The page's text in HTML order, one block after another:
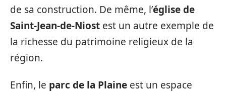
de sa construction. De même, l’église de
Saint-Jean-de-Niost est un autre exemple de
la richesse du patrimoine religieux de la
région.
Enfin, le parc de la Plaine est un espace